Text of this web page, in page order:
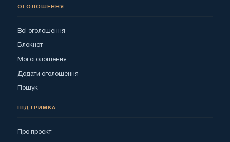
ОГОЛОШЕННЯ
Всі оголошення
Блокнот
Мої оголошення
Додати оголошення
Пошук
ПІДТРИМКА
Про проект